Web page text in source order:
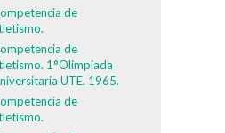
de
de
1°Olimpiada
UTE. 1965.
de